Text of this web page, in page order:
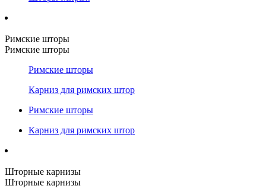
Римские шторы
Римские шторы
Римские шторы
Карниз для римских штор
Римские шторы
Карниз для римских штор
Шторные карнизы
Шторные карнизы